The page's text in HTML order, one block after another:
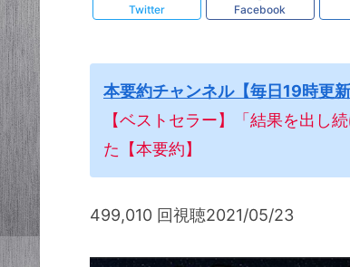
Twitter Facebook
本要約チャンネル【毎日19時更新
【ベストセラー】「結果を出し
た【本要約】
499,010 回視聴2021/05/23